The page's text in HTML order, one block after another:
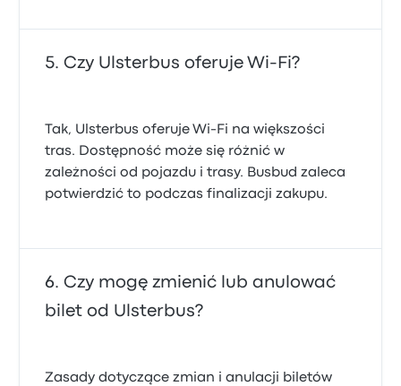
Czy Ulsterbus oferuje Wi-Fi?
Tak, Ulsterbus oferuje Wi‑Fi na większości
tras. Dostępność może się różnić w
zależności od pojazdu i trasy. Busbud zaleca
potwierdzić to podczas finalizacji zakupu.
Czy mogę zmienić lub anulować
bilet od Ulsterbus?
Zasady dotyczące zmian i anulacji biletów